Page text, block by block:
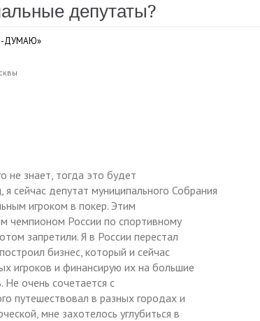
депутаты?
ДУМАЮ»
не знает, тогда это будет
сейчас депутат муниципального Собрания
игроком в покер. Этим
чемпионом России по спортивному
запретили. Я в России перестал
бизнес, который и сейчас
игроков и финансирую их на большие
очень сочетается с
путешествовал в разных городах и
мне захотелось углубиться в